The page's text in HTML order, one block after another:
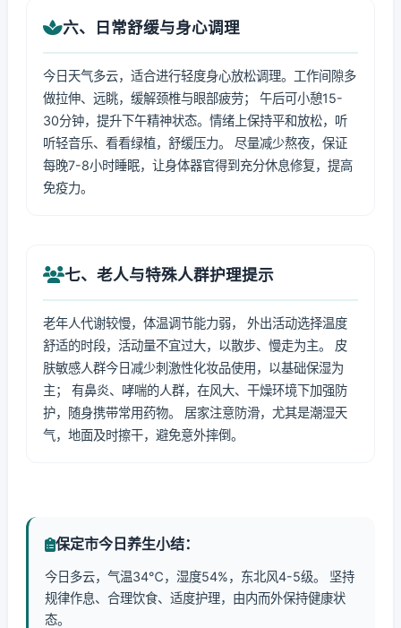
六、日常舒缓与身心调理
今日天气多云，适合进行轻度身心放松调理。工作间隙多
做拉伸、远眺，缓解颈椎与眼部疲劳； 午后可小憩15-
30分钟，提升下午精神状态。情绪上保持平和放松，听
听轻音乐、看看绿植，舒缓压力。 尽量减少熬夜，保证
每晚7-8小时睡眠，让身体器官得到充分休息修复，提高
免疫力。
七、老人与特殊人群护理提示
老年人代谢较慢，体温调节能力弱， 外出活动选择温度
舒适的时段，活动量不宜过大，以散步、慢走为主。 皮
肤敏感人群今日减少刺激性化妆品使用，以基础保湿为
主； 有鼻炎、哮喘的人群，在风大、干燥环境下加强防
护，随身携带常用药物。 居家注意防滑，尤其是潮湿天
气，地面及时擦干，避免意外摔倒。
保定市今日养生小结：
今日多云，气温34℃，湿度54%，东北风4-5级。 坚持
规律作息、合理饮食、适度护理，由内而外保持健康状
态。